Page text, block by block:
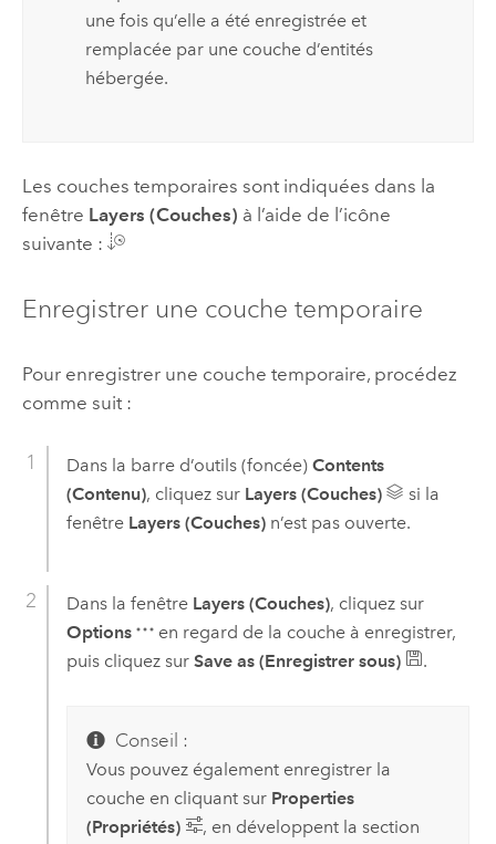
une fois qu’elle a été enregistrée et
remplacée par une couche d’entités
hébergée.
Les couches temporaires sont indiquées dans la
fenêtre Layers (Couches) à l’aide de l’icône
suivante :
Enregistrer une couche temporaire
Pour enregistrer une couche temporaire, procédez
comme suit :
Dans la barre d’outils (foncée) Contents
(Contenu), cliquez sur Layers (Couches)
si la
fenêtre Layers (Couches)n’est pas ouverte.
Dans la fenêtre Layers (Couches), cliquez sur
Options
en regard de la couche à enregistrer,
puis cliquez sur Save as (Enregistrer sous) .
Conseil :
Vous pouvez également enregistrer la
couche en cliquant sur Properties
(Propriétés)
, en développent la section